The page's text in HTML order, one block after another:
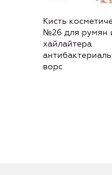
Кисть
№26 для румян
хайлайтера
ворс